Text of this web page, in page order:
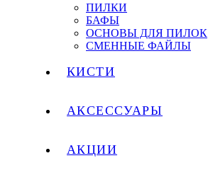
ПИЛКИ
БАФЫ
ОСНОВЫ ДЛЯ ПИЛОК
СМЕННЫЕ ФАЙЛЫ
КИСТИ
АКСЕССУАРЫ
АКЦИИ